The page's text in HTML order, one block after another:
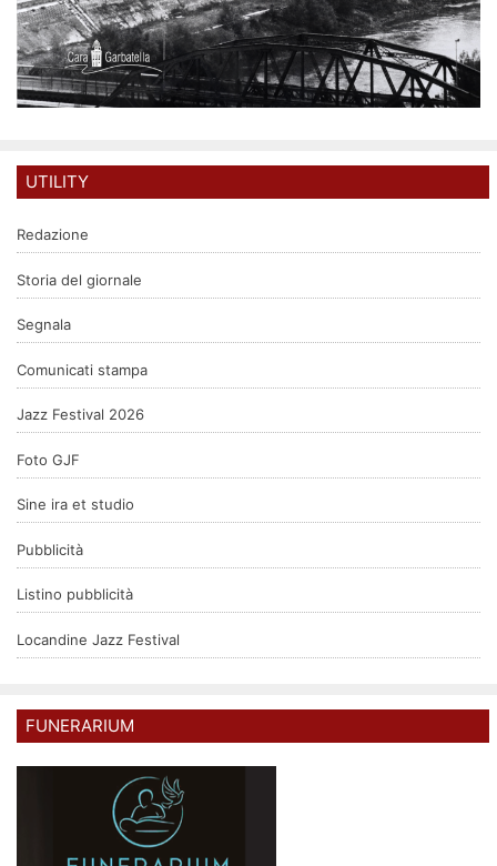
UTILITY
Redazione
Storia del giornale
Segnala
Comunicati stampa
Jazz Festival 2026
Foto GJF
Sine ira et studio
Pubblicità
Listino pubblicità
Locandine Jazz Festival
FUNERARIUM